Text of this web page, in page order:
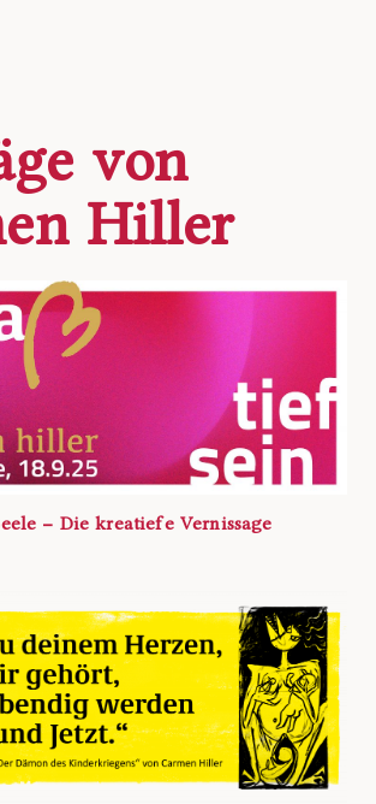
von
Hiller
– Die kreatiefe Vernissage